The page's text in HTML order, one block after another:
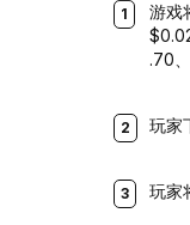
游戏
.70
玩家
玩家